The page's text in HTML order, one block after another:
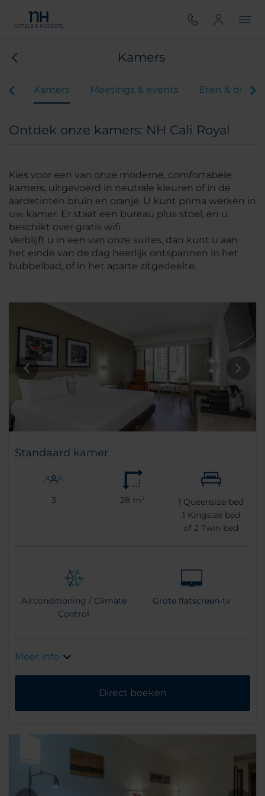
Kamers
Kamers Meetings & events Eten &
Ontdek onze kamers: NH Cali Royal
Kies voor een van onze moderne, comfortabele
kamers, uitgevoerd in neutrale kleuren of in de
aardetinten bruin en oranje. U kunt prima werken in
uw kamer. Er staat een bureau plus stoel, en u
beschikt over gratis wifi.
Verblijft u in een van onze suites, dan kunt u aan
het einde van de dag heerlijk ontspannen in het
bubbelbad, of in het aparte zitgedeelte.
Standaard kamer
3 28 m² 1 Queensize bed
1 Kingsize bed
of2 Twin bed
Airconditioning / Climate
Control
Grote flatscreen-tv
Meer info
Direct boeken